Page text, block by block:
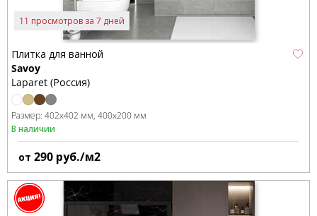
11 просмотров за 7 дней
Плитка для ванной
Savoy
Laparet (Россия)
Размер: 402x402 мм 400x200 мм
В наличии
от 290 руб./м2